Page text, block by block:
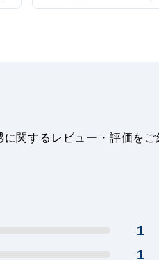
関するレビュー・評価をご
1
1